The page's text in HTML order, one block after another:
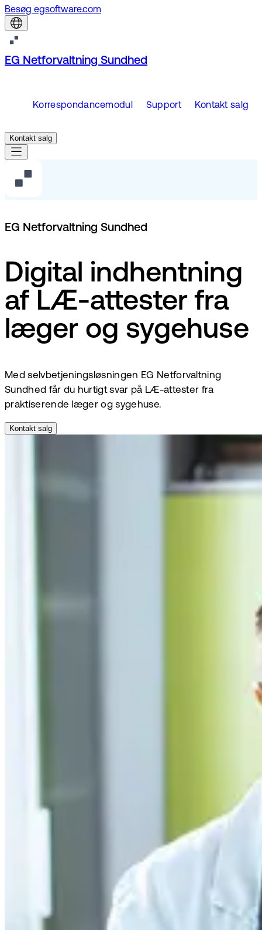
Besøg egsoftware.com
EG Netforvaltning Sundhed
Korrespondancemodul Support Kontakt salg
Kontakt salg
EG Netforvaltning Sundhed
Digital indhentning
af LÆ-attester fra
læger og sygehuse
Med selvbetjeningsløsningen EG Netforvaltning
Sundhed får du hurtigt svar på LÆ-attester fra
praktiserende læger og sygehuse.
Kontakt salg